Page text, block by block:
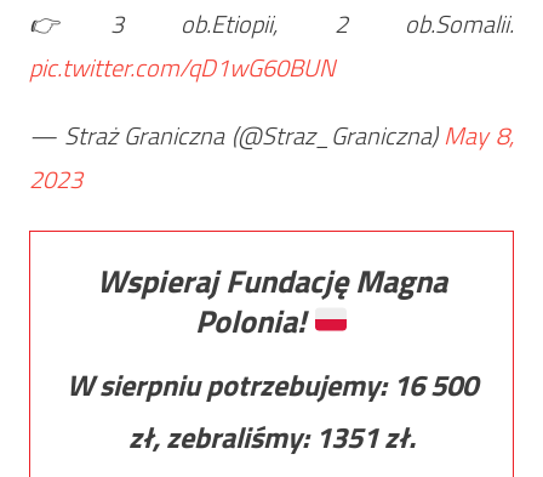
👉3 ob.Etiopii, 2 ob.Somalii.
pic.twitter.com/qD1wG60BUN
— Straż Graniczna (@Straz_Graniczna)May 8,
2023
Wspieraj Fundację Magna
Polonia!
W sierpniu potrzebujemy: 16 500
zł, zebraliśmy: 1351zł.